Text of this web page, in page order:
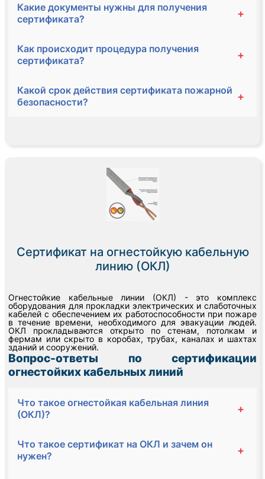
Какие документы нужны для получения
сертификата?
+
Как происходит процедура получения
сертификата?
+
Какой срок действия сертификата пожарной
безопасности?
+
Сертификат на огнестойкую кабельную
линию (ОКЛ)
Огнестойкие кабельные линии (ОКЛ) - это комплекс
оборудования для прокладки электрических и слаботочных
кабелей с обеспечением их работоспособности при пожаре
в течение времени, необходимого для эвакуации людей.
ОКЛ прокладываются открыто по стенам, потолкам и
фермам или скрыто в коробах, трубах, каналах и шахтах
зданий и сооружений.
Вопрос-ответы по сертификации
огнестойких кабельных линий
Что такое огнестойкая кабельная линия
(ОКЛ)?
+
Что такое сертификат на ОКЛ и зачем он
нужен?
+